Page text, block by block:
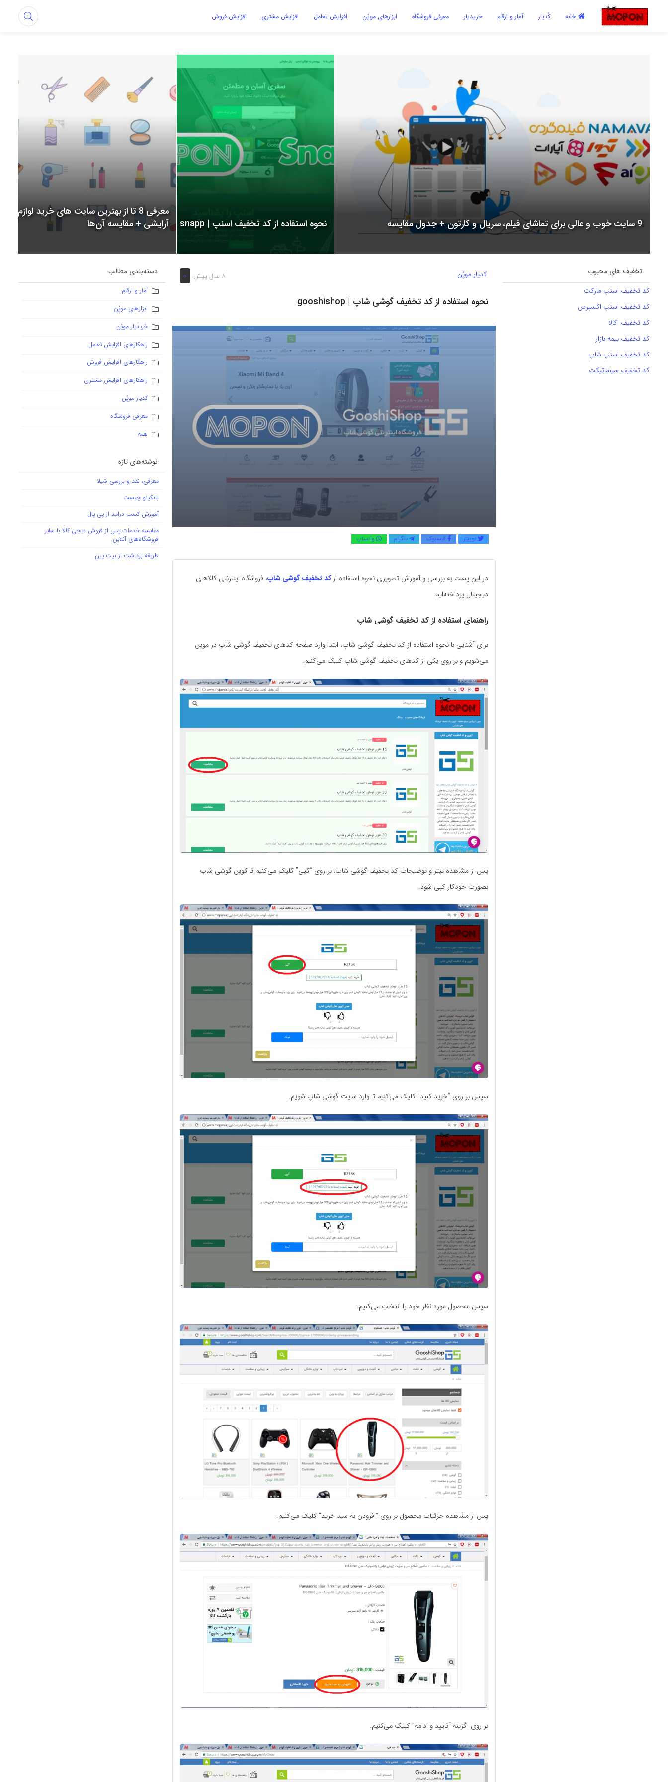
خانه کُدیار آمار و ارقام خریدیار معرفی فروشگاه ابزارهای موپُن افزایش تعامل افزایش مشتری افزایش فروش اشتراک گذاری
9 سایت خوب و عالی برای تماشای فیلم، سریال و کارتون + جدول مقایسه نحوه استفاده از کد تخفیف اسنپ | snapp
معرفی 8 تا از بهترین سایت های خرید لوازم
آرایشی + مقایسه آن‌ها
تخفیف های محبوب
کد تخفیف اسنپ مارکت
کد تخفیف اسنپ اکسپرس
کد تخفیف اکالا
کد تخفیف بیمه بازار
کد تخفیف اسنپ شاپ
کد تخفیف سینماتیکت
8 سال پیش 0 کدیار موپُن
نحوه استفاده از کد تخفیف گوشی شاپ | gooshishop
توییتر فیسبوک تلگرام واتساپ
در این پست به بررسی و آموزش تصویری نحوه استفاده ازکد تخفیف گوشی شاپ، فروشگاه اینترنتی کالاهای
دیجیتال پرداخته‌ایم.
راهنمای استفاده از کد تخفیف گوشی شاپ
برای آشنایی با نحوه استفاده از کد تخفیف گوشی شاپ، ابتدا وارد صفحه کدهای تخفیف گوشی شاپ در موپن
می‌شویم و بر روی یکی از کدهای تخفیف گوشی شاپ کلیک می‌کنیم.
پس از مشاهده تیتر و توضیحات کد تخفیف گوشی شاپ، بر روی “کپی” کلیک می‌کنیم تا کوپن گوشی شاپ
بصورت خودکار کپی شود.
سپس بر روی “خرید کنید” کلیک می‌کنیم تا وارد سایت گوشی شاپ شویم.
سپس محصول مورد نظر خود را انتخاب می‌کنیم.
پس از مشاهده جزئیات محصول بر روی “افزودن به سبد خرید” کلیک می‌کنیم.
بر روی گزینه “تایید و ادامه” کلیک می‌کنیم.
دسته‌بندی مطالب
آمار و ارقام
ابزارهای موپُن
خریدیار موپُن
راهکارهای افزایش تعامل
راهکارهای افزایش فروش
راهکارهای افزایش مشتری
کدیار موپُن
معرفی فروشگاه
همه
نوشته‌های تازه
معرفی، نقد و بررسی شیلا
بانکینو چیست
آموزش کسب درامد از پی پال
مقایسه خدمات پس از فروش دیجی کالا با سایر
فروشگاه‌های آنلاین
طریقه برداشت از بیت پین